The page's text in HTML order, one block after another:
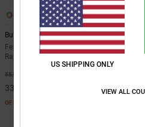
Burning Dice
Felpa con cappuccio e zip Verde
Ragazzo 8-16
55,00 €
33,00 €
OFFERTE
US SHIPPING ONLY
VIEW ALL